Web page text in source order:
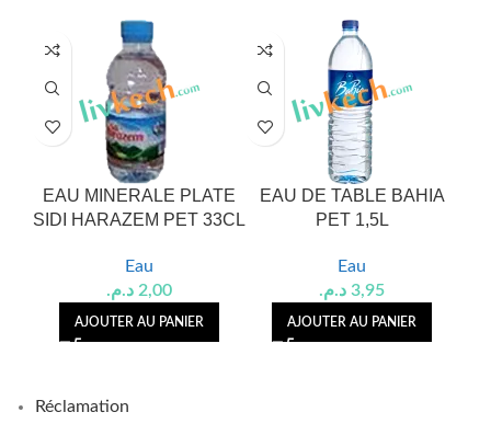
EAU MINERALE PLATE
SIDI HARAZEM PET 33CL
Eau
2,00 د.م.
AJOUTER AU PANIER
EAU DE TABLE BAHIA
PET 1,5L
Eau
3,95 د.م.
AJOUTER AU PANIER
Réclamation